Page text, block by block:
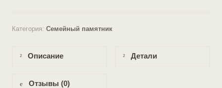
Категория:Семейный памятник
Описание Детали
Отзывы (0)